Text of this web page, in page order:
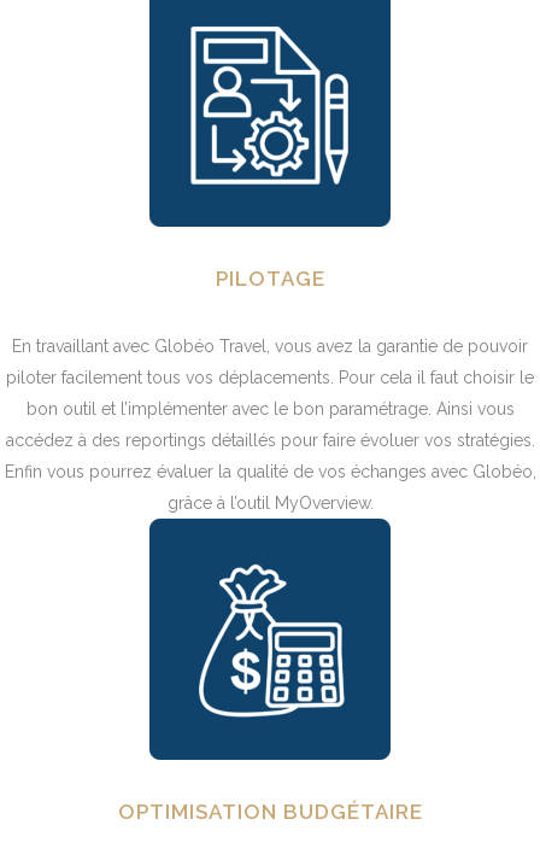
PILOTAGE
En travaillant avec Globéo Travel, vous avez la garantie de pouvoir
piloter facilement tous vos déplacements. Pour cela il faut choisir le
bon outil et l’implémenter avec le bon paramétrage. Ainsi vous
accédez à des reportings détaillés pour faire évoluer vos stratégies.
Enfin vous pourrez évaluer la qualité de vos échanges avec Globéo,
grâce à l’outil MyOverview.
OPTIMISATION BUDGÉTAIRE